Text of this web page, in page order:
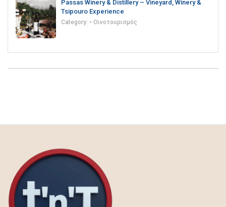
Passas Winery & Distillery – Vineyard, Winery &
Tsipouro Experience
Category: • Οινοτουρισμός